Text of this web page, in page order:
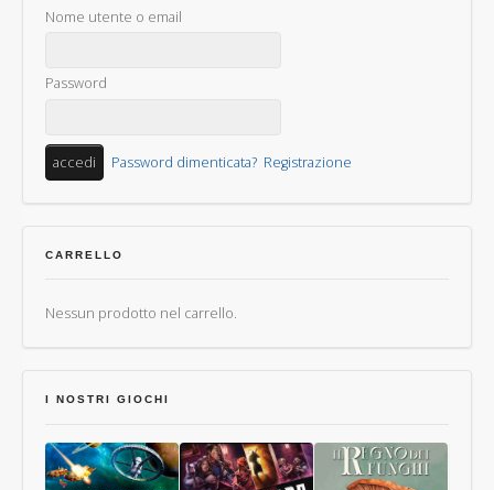
Nome utente o email
Password
Password dimenticata? Registrazione
CARRELLO
Nessun prodotto nel carrello.
I NOSTRI GIOCHI